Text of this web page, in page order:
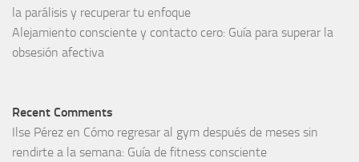
la parálisis y recuperar tu enfoque
Alejamiento consciente y contacto cero: Guía para superar la
obsesión afectiva
Recent Comments
Ilse Pérez en Cómo regresar al gym después de meses sin
rendirte a la semana: Guía de fitness consciente